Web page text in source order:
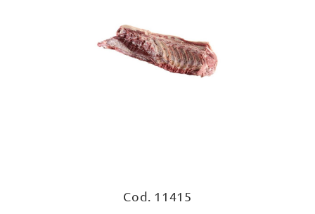
Cod. 11415